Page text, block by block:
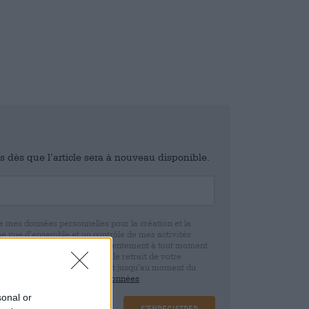
or
que l’article sera à nouveau disponible.
données personnelles pour la création et la
vue d’ensemble et un contrôle de mes activités
je peux révoquer ce consentement à tout moment
Nous vous informons que le retrait de votre
de votre consentement jusqu’au moment du
de protection des données